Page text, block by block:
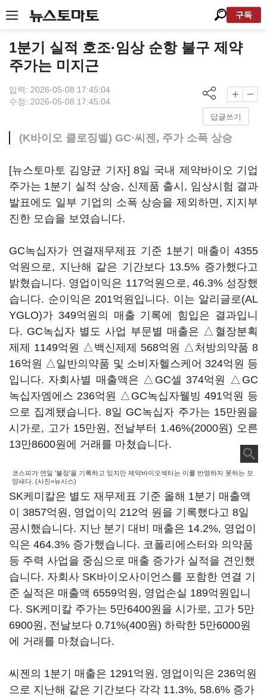
구독
1분기 실적 호조·임상 순항 불구 제약
주가는 미지근
입력: 2026-05-08 17:45:04
수정: 2026-05-08 17:45:04
답글쓰기
(K바이오 클로징벨) GC·씨젠, 주가 소폭 상승
[뉴스토마토 김양균 기자] 8일 국내 제약바이오 기업
주가는 1분기 실적 상승, 신제품 출시, 임상시험 결과
발표에도 일부 기업의 소폭 상승을 제외하면, 지지부
진한 모습을 보였습니다.
GC녹십자가 연결재무제표 기준 1분기 매출이 4355
억원으로, 지난해 같은 기간보다 13.5% 증가했다고
밝혔습니다. 영업이익은 117억원으로, 46.3% 성장했
습니다. 순이익은 201억원입니다. 이는 알리글로(AL
YGLO)가 349억원의 매출 기록에 힘입은 결과입니
다. GC녹십자 별도 사업 부문별 매출은 △혈장분획
제제 1149억원 △백신제제 568억원 △처방의약품 8
16억원 △일반의약품 및 소비자헬스케어 324억원 등
입니다. 자회사별 매출액은 △GC셀 374억원 △GC
녹십자엠에스 236억원 △GC녹십자웰빙 491억원 등
으로 집계됐습니다. 8일 GC녹십자 주가는 15만원을
시가로, 고가 15만원, 전날부터 1.46%(2000원) 오른
13만8600원에 거래를 마쳤습니다.
코스피가 연일 '불장'을 기록하고 있지만 제약바이오섹터는 이를 반영하지 못하는 모
양새다. (사진=뉴시스)
SK케미칼은 별도 재무제표 기준 올해 1분기 매출액
이 3857억원, 영업이익 212억 원을 기록했다고 8일
공시했습니다. 지난 분기 대비 매출은 14.2%, 영업이
익은 464.3% 증가했습니다. 코폴리에스터와 의약품
등 주력 사업을 중심으로 매출 증가가 실적을 견인했
습니다. 자회사 SK바이오사이언스를 포함한 연결 기
준 실적은 매출액 6559억원, 영업손실 189억원입니
다. SK케미칼 주가는 5만6400원을 시가로, 고가 5만
6900원, 전날보다 0.71%(400원) 하락한 5만6000원
에 거래를 마쳤습니다.
씨젠의 1분기 매출은 1291억원, 영업이익은 236억원
으로 지난해 같은 기간보다 각각 11.3%, 58.6% 증가